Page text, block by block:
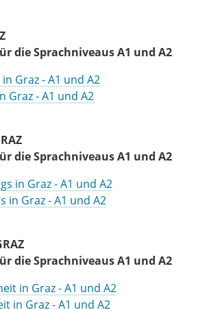
die Sprachniveaus A1 und A2
Graz - A1 und A2
Graz - A1 und A2
die Sprachniveaus A1 und A2
in Graz - A1 und A2
in Graz - A1 und A2
die Sprachniveaus A1 und A2
in Graz - A1 und A2
in Graz - A1 und A2